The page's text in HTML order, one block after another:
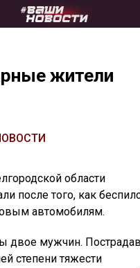
жители
области
после того, как
автомобилям.
двое мужчин.
степени тяжести